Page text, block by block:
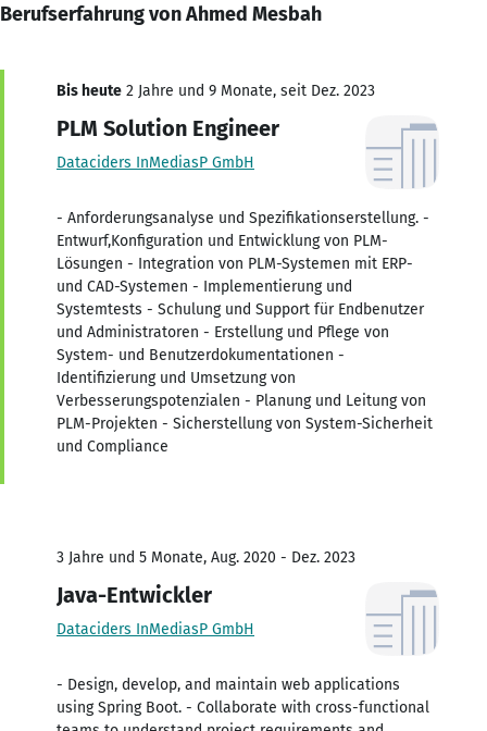
Berufserfahrung von Ahmed Mesbah
Bis heute 2 Jahre und 9 Monate, seit Dez. 2023
PLM Solution Engineer
Dataciders InMediasP GmbH
- Anforderungsanalyse und Spezifikationserstellung. -
Entwurf,Konfiguration und Entwicklung von PLM-
Lösungen - Integration von PLM-Systemen mit ERP-
und CAD-Systemen - Implementierung und
Systemtests - Schulung und Support für Endbenutzer
und Administratoren - Erstellung und Pflege von
System- und Benutzerdokumentationen -
Identifizierung und Umsetzung von
Verbesserungspotenzialen - Planung und Leitung von
PLM-Projekten - Sicherstellung von System-Sicherheit
und Compliance
3 Jahre und 5 Monate, Aug. 2020 - Dez. 2023
Java-Entwickler
Dataciders InMediasP GmbH
- Design, develop, and maintain web applications
using Spring Boot. - Collaborate with cross-functional